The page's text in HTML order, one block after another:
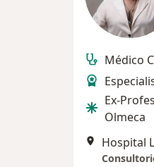
Médico
Ex-
Olmeca